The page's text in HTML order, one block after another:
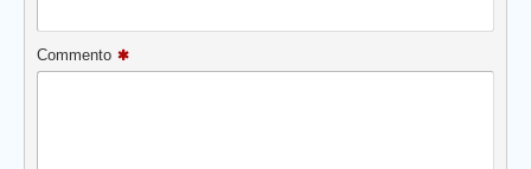
Commento